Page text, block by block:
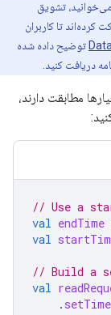
تشویق
تا کاربران
توضیح داده شده
دریافت کنید.
مطابقت دارند،
// Use a
val endTime
val
// Build a
val
.